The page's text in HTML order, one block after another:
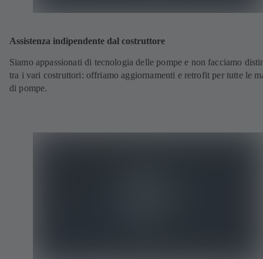
Assistenza indipendente dal costruttore
Siamo appassionati di tecnologia delle pompe e non facciamo
tra i vari costruttori: offriamo aggiornamenti e retrofit per tutte le
di pompe.